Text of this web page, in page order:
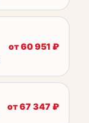
от60 951 ₽
от67 347 ₽